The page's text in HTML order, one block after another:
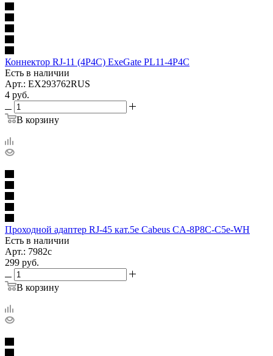
Коннектор RJ-11 (4P4C) ExeGate PL11-4P4C
Есть в наличии
Арт.: EX293762RUS
4 руб.
В корзину
Проходной адаптер RJ-45 кат.5e Cabeus CA-8P8C-C5e-WH
Есть в наличии
Арт.: 7982c
299 руб.
В корзину